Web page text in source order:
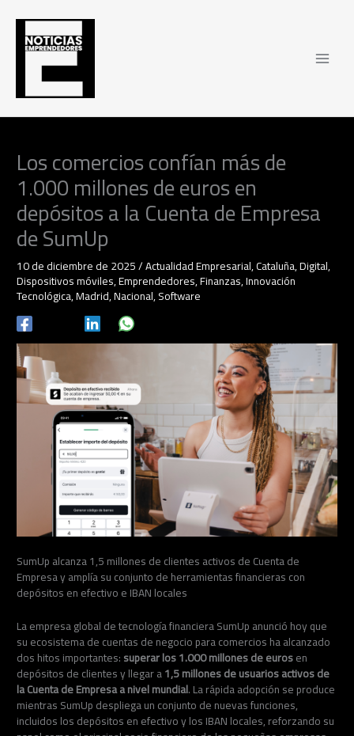
contenido
Los comercios confían más de
1.000 millones de euros en
depósitos a la Cuenta de Empresa
de SumUp
10 de diciembre de 2025/Actualidad Empresarial,Cataluña,Digital,
Dispositivos móviles,Emprendedores,Finanzas,Innovación
Tecnológica,Madrid,Nacional,Software
SumUp alcanza 1,5 millones de clientes activos de Cuenta de
Empresa y amplía su conjunto de herramientas financieras con
depósitos en efectivo e IBAN locales
La empresa global de tecnología financiera SumUp anunció hoy que
su ecosistema de cuentas de negocio para comercios ha alcanzado
dos hitos importantes:superar los 1.000 millones de eurosen
depósitos de clientes y llegar a1,5 millones de usuarios activos de
la Cuenta de Empresa a nivel mundial. La rápida adopción se produce
mientras SumUp despliega un conjunto de nuevas funciones,
incluidos los depósitos en efectivo y los IBAN locales, reforzando su